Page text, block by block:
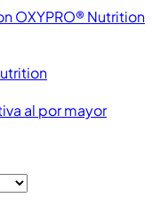
OXYPRO® Nutrition
al por mayor